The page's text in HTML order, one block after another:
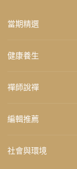
當期精選
健康養生
禪師說禪
編輯推薦
社會與環境